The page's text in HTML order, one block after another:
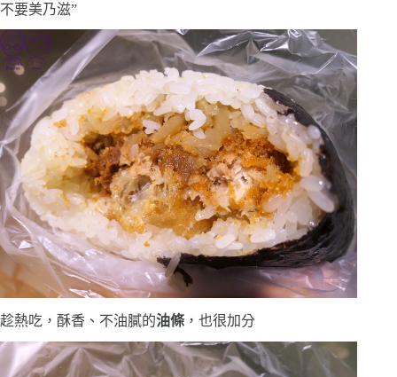
不要美乃滋”
趁熱吃，酥香、不油膩的油條 ，也很加分